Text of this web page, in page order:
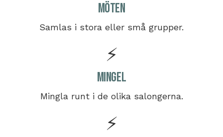
Möten
Samlas i stora eller små grupper.
⚡
Mingel
Mingla runt i de olika salongerna.
⚡